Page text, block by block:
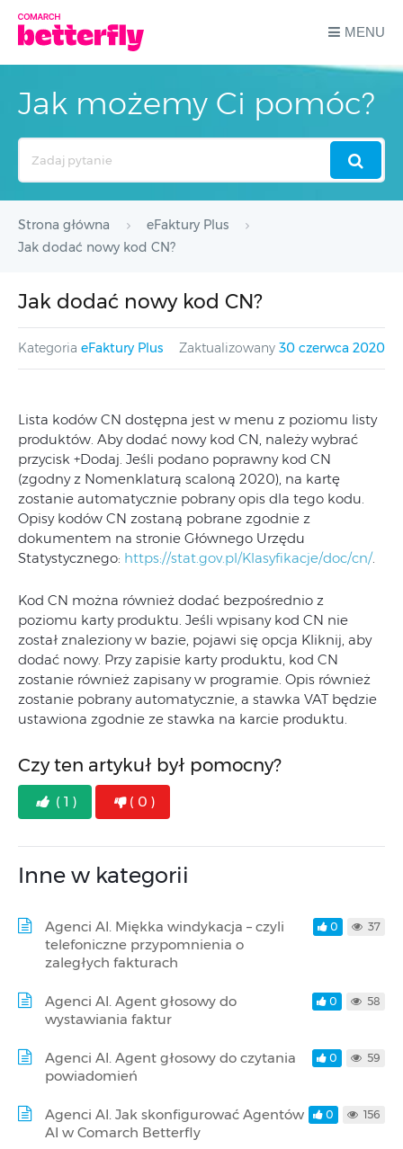
MENU
Jak możemy Ci pomóc?
Strona główna
eFaktury Plus
Jak dodać nowy kod CN?
Jak dodać nowy kod CN?
Kategoria eFaktury Plus Zaktualizowany 30 czerwca 2020
Lista kodów CN dostępna jest w menu z poziomu listy
produktów. Aby dodać nowy kod CN, należy wybrać
przycisk +Dodaj. Jeśli podano poprawny kod CN
(zgodny z Nomenklaturą scaloną 2020), na kartę
zostanie automatycznie pobrany opis dla tego kodu.
Opisy kodów CN zostaną pobrane zgodnie z
dokumentem na stronie Głównego Urzędu
Statystycznego: https://stat.gov.pl/Klasyfikacje/doc/cn/.
Kod CN można również dodać bezpośrednio z
poziomu karty produktu. Jeśli wpisany kod CN nie
został znaleziony w bazie, pojawi się opcja Kliknij, aby
dodać nowy. Przy zapisie karty produktu, kod CN
zostanie również zapisany w programie. Opis również
zostanie pobrany automatycznie, a stawka VAT będzie
ustawiona zgodnie ze stawka na karcie produktu.
Czy ten artykuł był pomocny?
( 1 ) ( 0 )
Inne w kategorii
Agenci AI. Miękka windykacja – czyli
telefoniczne przypomnienia o
zaległych fakturach
0 37
Agenci AI. Agent głosowy do
wystawiania faktur
0 58
Agenci AI. Agent głosowy do czytania
powiadomień
0 59
Agenci AI. Jak skonfigurować Agentów
AI w Comarch Betterfly
0 156